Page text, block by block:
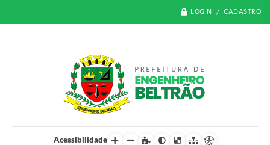
LOGIN / CADASTRO
Acessibilidade